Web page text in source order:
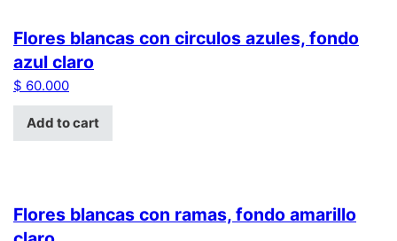
Flores blancas con circulos azules, fondo
azul claro
$ 60.000
Add to cart
Flores blancas con ramas, fondo amarillo